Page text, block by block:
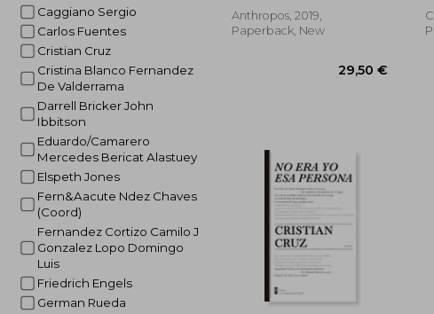
Caggiano Sergio
Carlos Fuentes
Cristian Cruz
Cristina Blanco Fernandez
De Valderrama
Darrell Bricker John
Ibbitson
Eduardo/Camarero
Mercedes Bericat Alastuey
Elspeth Jones
Fern&Aacute Ndez Chaves
(Coord)
Fernandez Cortizo Camilo J
Gonzalez Lopo Domingo
Luis
Friedrich Engels
German Rueda
Anthropos, 2019,
Paperback, New